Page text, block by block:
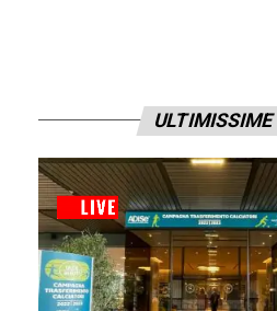
ULTIMISSIME